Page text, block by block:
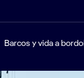
Barcos y vida a bordo